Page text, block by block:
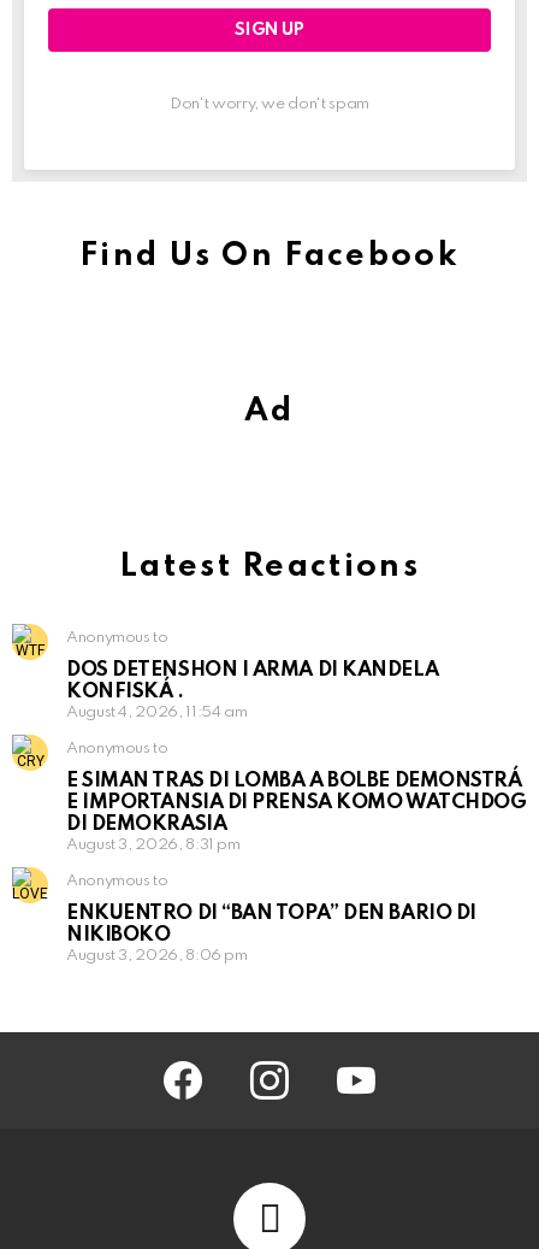
Don't worry, we don't spam
Find Us On Facebook
Ad
Latest Reactions
Anonymous to
DOS DETENSHON I ARMA DI KANDELA
KONFISKÁ .
August 4, 2026, 11:54 am
Anonymous to
E SIMAN TRAS DI LOMBA A BOLBE DEMONSTRÁ
E IMPORTANSIA DI PRENSA KOMO WATCHDOG
DI DEMOKRASIA
August 3, 2026, 8:31 pm
Anonymous to
ENKUENTRO DI “BAN TOPA” DEN BARIO DI
NIKIBOKO
August 3, 2026, 8:06 pm
facebook instagram youtube